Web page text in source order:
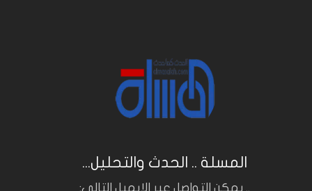
المسلة .. الحدث والتحليل...
.. يمكن التواصل عبر الايميل التالي: